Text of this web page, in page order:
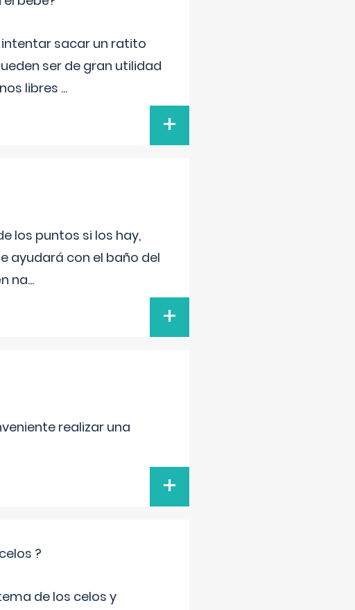
sacar un ratito
ser de gran utilidad
libres ...
+
los puntos si los hay,
ayudará con el baño del
na...
+
realizar una
+
?
de los celos y